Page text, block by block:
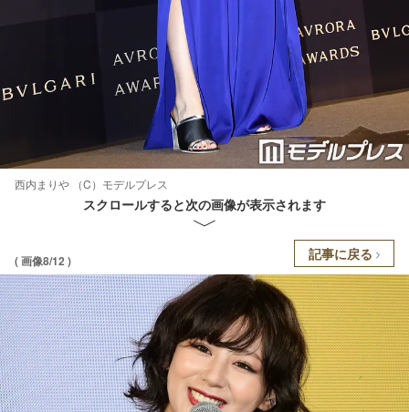
西内まりや （C）モデルプレス
スクロールすると次の画像が表示されます
( 画像8/12 ) 記事に戻る